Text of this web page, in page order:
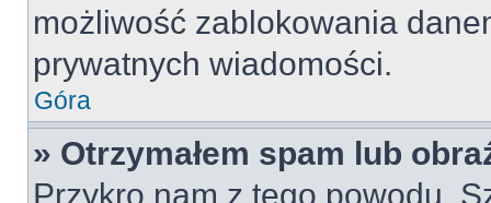
możliwość zablokowania
prywatnych wiadomości.
Góra
» Otrzymałem spam lub
Przykro nam z tego powodu.